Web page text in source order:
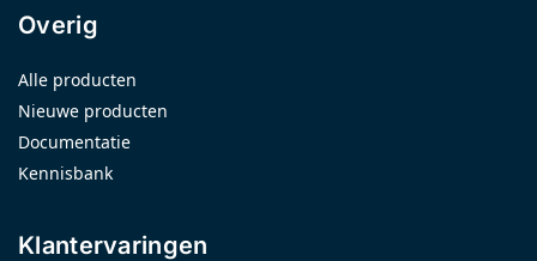
Overig
Alle producten
Nieuwe producten
Documentatie
Kennisbank
Klantervaringen